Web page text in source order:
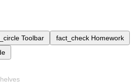
Toolbar fact_check Homework